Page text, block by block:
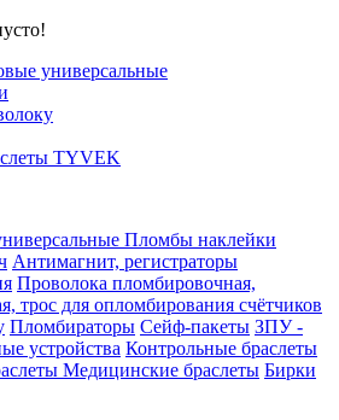
универсальные
TYVEK
Пломбы наклейки
Антимагнит, регистраторы
Проволока пломбировочная,
трос для опломбирования счётчиков
Пломбираторы Cейф-пакеты ЗПУ -
устройства Контрольные браслеты
Медицинские браслеты Бирки